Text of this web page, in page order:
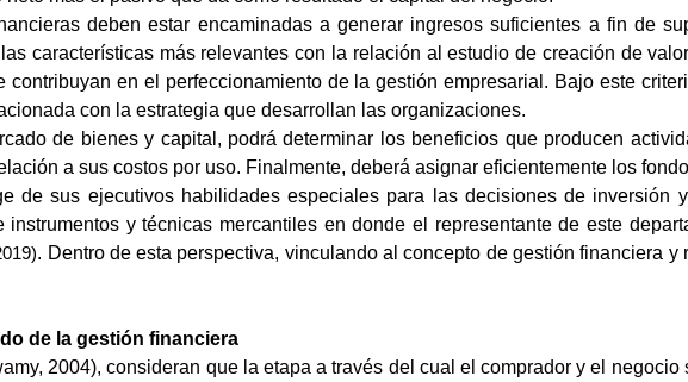
deben estar encaminadas a generar ingresos suficientes a fin de
características más relevantes con la relación al estudio de creación de
contribuyan en el perfeccionamiento de la gestión empresarial. Bajo este
con la estrategia que desarrollan las organizaciones.
de bienes y capital, podrá determinar los beneficios que producen
a sus costos por uso. Finalmente, deberá asignar eficientemente los
de sus ejecutivos habilidades especiales para las decisiones de
y técnicas mercantiles en donde el representante de este
. Dentro de esta perspectiva, vinculando al concepto de gestión financiera
de la gestión financiera
2004), consideran que la etapa a través del cual el comprador y el